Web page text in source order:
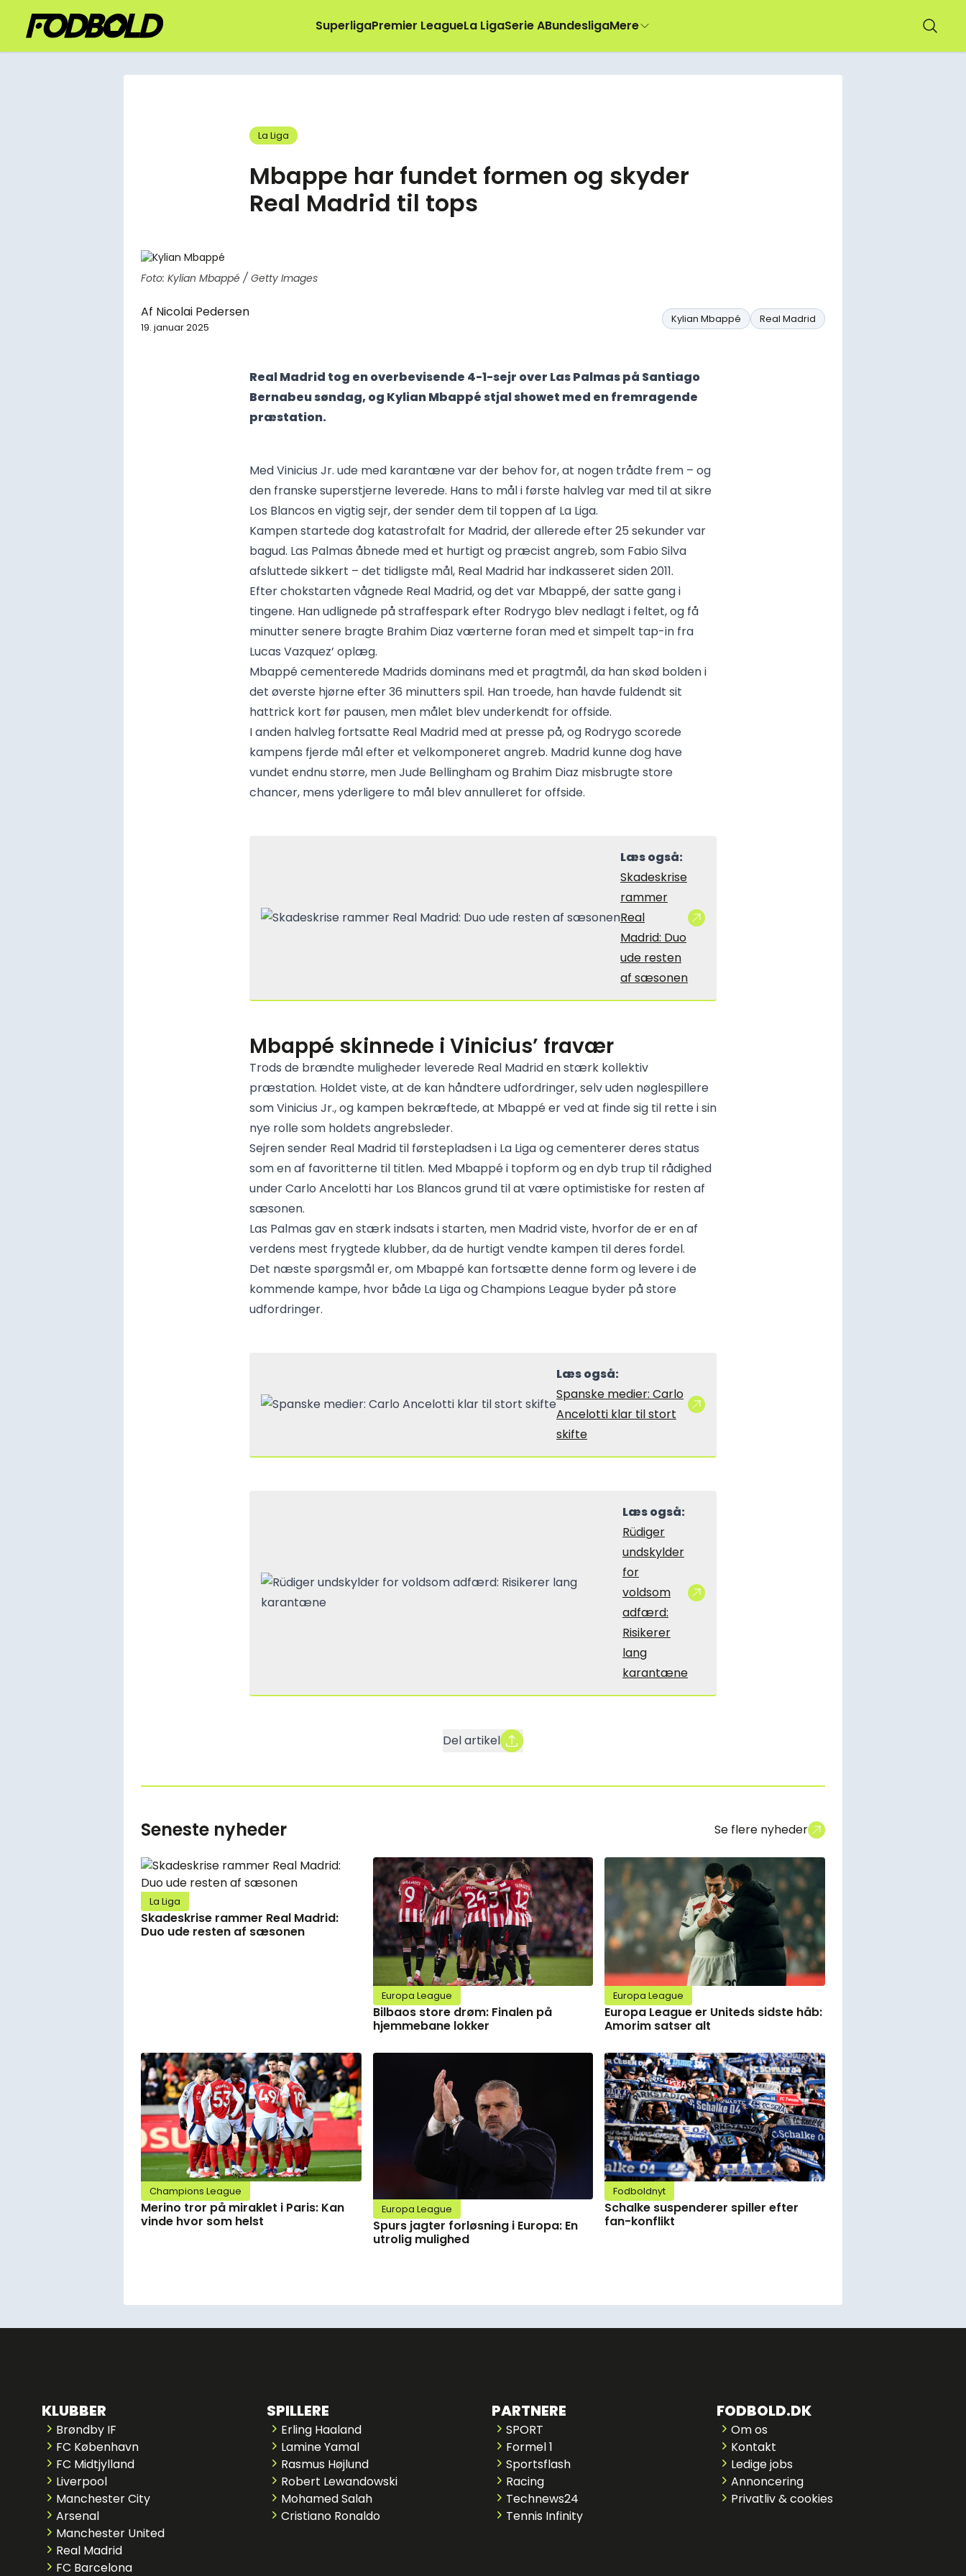
SuperligaPremier LeagueLa LigaSerie ABundesligaMere
La Liga
Mbappe har fundet formen og skyder
Real Madrid til tops
Foto: Kylian Mbappé / Getty Images
Af Nicolai Pedersen
19. januar 2025
Kylian Mbappé Real Madrid
Real Madrid tog en overbevisende 4-1-sejr over Las Palmas på Santiago
Bernabeu søndag, og Kylian Mbappé stjal showet med en fremragende
præstation.
Med Vinicius Jr. ude med karantæne var der behov for, at nogen trådte frem – og
den franske superstjerne leverede. Hans to mål i første halvleg var med til at sikre
Los Blancos en vigtig sejr, der sender dem til toppen af La Liga.
Kampen startede dog katastrofalt for Madrid, der allerede efter 25 sekunder var
bagud. Las Palmas åbnede med et hurtigt og præcist angreb, som Fabio Silva
afsluttede sikkert – det tidligste mål, Real Madrid har indkasseret siden 2011.
Efter chokstarten vågnede Real Madrid, og det var Mbappé, der satte gang i
tingene. Han udlignede på straffespark efter Rodrygo blev nedlagt i feltet, og få
minutter senere bragte Brahim Diaz værterne foran med et simpelt tap-in fra
Lucas Vazquez’ oplæg.
Mbappé cementerede Madrids dominans med et pragtmål, da han skød bolden i
det øverste hjørne efter 36 minutters spil. Han troede, han havde fuldendt sit
hattrick kort før pausen, men målet blev underkendt for offside.
I anden halvleg fortsatte Real Madrid med at presse på, og Rodrygo scorede
kampens fjerde mål efter et velkomponeret angreb. Madrid kunne dog have
vundet endnu større, men Jude Bellingham og Brahim Diaz misbrugte store
chancer, mens yderligere to mål blev annulleret for offside.
Læs også:
Skadeskrise
rammer
Real
Madrid: Duo
ude resten
af sæsonen
Mbappé skinnede i Vinicius’ fravær
Trods de brændte muligheder leverede Real Madrid en stærk kollektiv
præstation. Holdet viste, at de kan håndtere udfordringer, selv uden nøglespillere
som Vinicius Jr., og kampen bekræftede, at Mbappé er ved at finde sig til rette i sin
nye rolle som holdets angrebsleder.
Sejren sender Real Madrid til førstepladsen i La Liga og cementerer deres status
som en af favoritterne til titlen. Med Mbappé i topform og en dyb trup til rådighed
under Carlo Ancelotti har Los Blancos grund til at være optimistiske for resten af
sæsonen.
Las Palmas gav en stærk indsats i starten, men Madrid viste, hvorfor de er en af
verdens mest frygtede klubber, da de hurtigt vendte kampen til deres fordel.
Det næste spørgsmål er, om Mbappé kan fortsætte denne form og levere i de
kommende kampe, hvor både La Liga og Champions League byder på store
udfordringer.
Læs også:
Spanske medier: Carlo
Ancelotti klar til stort
skifte
Læs også:
Rüdiger
undskylder
for
voldsom
adfærd:
Risikerer
lang
karantæne
Del artikel
Seneste nyheder Se flere nyheder
La Liga
Skadeskrise rammer Real Madrid:
Duo ude resten af sæsonen
Europa League
Bilbaos store drøm: Finalen på
hjemmebane lokker
Europa League
Europa League er Uniteds sidste håb:
Amorim satser alt
Champions League
Merino tror på miraklet i Paris: Kan
vinde hvor som helst
Europa League
Spurs jagter forløsning i Europa: En
utrolig mulighed
Fodboldnyt
Schalke suspenderer spiller efter
fan-konflikt
KLUBBER
Brøndby IF
FC København
FC Midtjylland
Liverpool
Manchester City
Arsenal
Manchester United
Real Madrid
FC Barcelona
SPILLERE
Erling Haaland
Lamine Yamal
Rasmus Højlund
Robert Lewandowski
Mohamed Salah
Cristiano Ronaldo
PARTNERE
SPORT
Formel 1
Sportsflash
Racing
Technews24
Tennis Infinity
FODBOLD.DK
Om os
Kontakt
Ledige jobs
Annoncering
Privatliv & cookies